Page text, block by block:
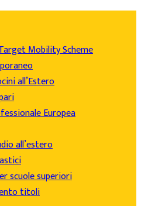
Mobility Scheme
all’Estero
Europea
all’estero
scuole superiori
titoli